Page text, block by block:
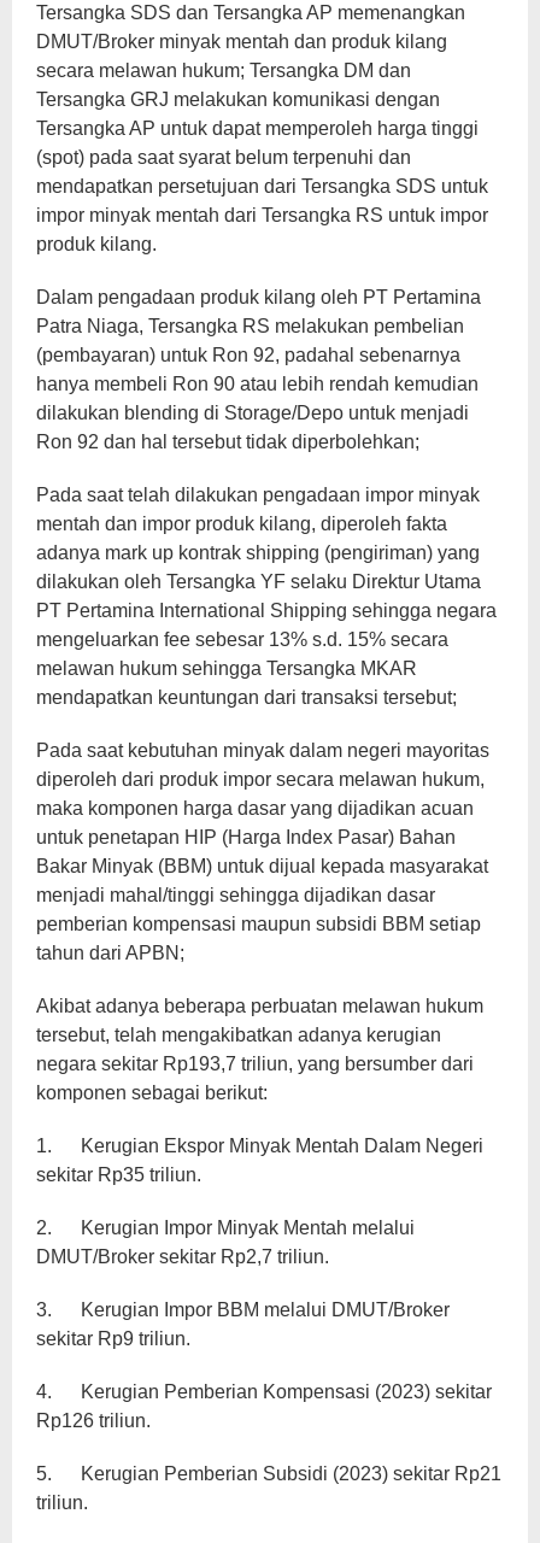
Tersangka SDS dan Tersangka AP memenangkan
DMUT/Broker minyak mentah dan produk kilang
secara melawan hukum; Tersangka DM dan
Tersangka GRJ melakukan komunikasi dengan
Tersangka AP untuk dapat memperoleh harga tinggi
(spot) pada saat syarat belum terpenuhi dan
mendapatkan persetujuan dari Tersangka SDS untuk
impor minyak mentah dari Tersangka RS untuk impor
produk kilang.
Dalam pengadaan produk kilang oleh PT Pertamina
Patra Niaga, Tersangka RS melakukan pembelian
(pembayaran) untuk Ron 92, padahal sebenarnya
hanya membeli Ron 90 atau lebih rendah kemudian
dilakukan blending di Storage/Depo untuk menjadi
Ron 92 dan hal tersebut tidak diperbolehkan;
Pada saat telah dilakukan pengadaan impor minyak
mentah dan impor produk kilang, diperoleh fakta
adanya mark up kontrak shipping (pengiriman) yang
dilakukan oleh Tersangka YF selaku Direktur Utama
PT Pertamina International Shipping sehingga negara
mengeluarkan fee sebesar 13% s.d. 15% secara
melawan hukum sehingga Tersangka MKAR
mendapatkan keuntungan dari transaksi tersebut;
Pada saat kebutuhan minyak dalam negeri mayoritas
diperoleh dari produk impor secara melawan hukum,
maka komponen harga dasar yang dijadikan acuan
untuk penetapan HIP (Harga Index Pasar) Bahan
Bakar Minyak (BBM) untuk dijual kepada masyarakat
menjadi mahal/tinggi sehingga dijadikan dasar
pemberian kompensasi maupun subsidi BBM setiap
tahun dari APBN;
Akibat adanya beberapa perbuatan melawan hukum
tersebut, telah mengakibatkan adanya kerugian
negara sekitar Rp193,7 triliun, yang bersumber dari
komponen sebagai berikut:
1. Kerugian Ekspor Minyak Mentah Dalam Negeri
sekitar Rp35 triliun.
2. Kerugian Impor Minyak Mentah melalui
DMUT/Broker sekitar Rp2,7 triliun.
3. Kerugian Impor BBM melalui DMUT/Broker
sekitar Rp9 triliun.
4. Kerugian Pemberian Kompensasi (2023) sekitar
Rp126 triliun.
5. Kerugian Pemberian Subsidi (2023) sekitar Rp21
triliun.